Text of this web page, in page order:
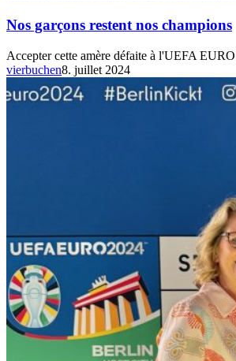
Nos garçons restent nos champions
Accepter cette amère défaite à l'UEFA
vierbuchen8. juillet 2024